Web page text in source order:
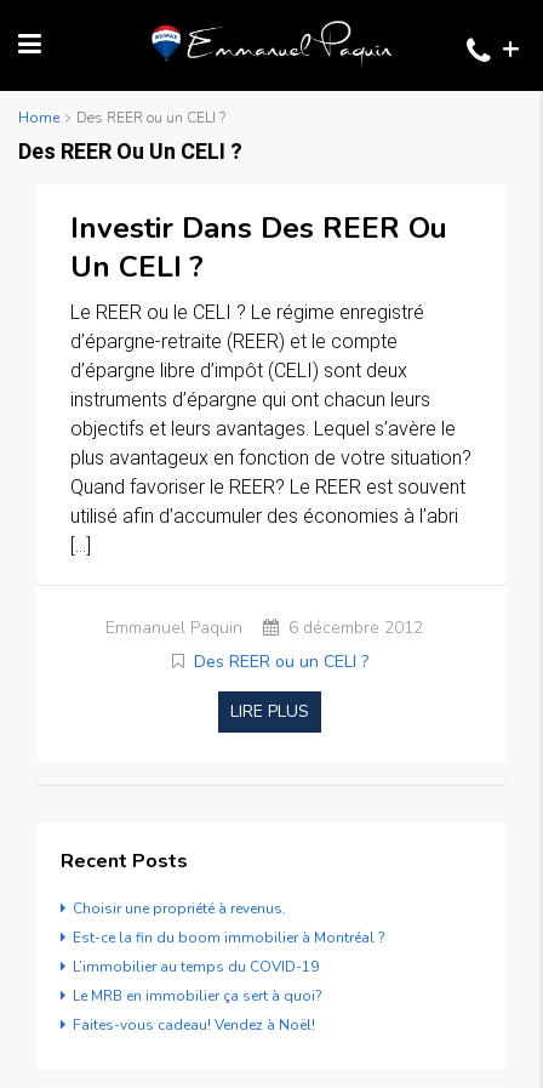
+
Home Des REER ou un CELI ?
Des REER Ou Un CELI ?
Investir Dans Des REER Ou
Un CELI ?
Le REER ou le CELI ? Le régime enregistré
d’épargne-retraite (REER) et le compte
d’épargne libre d’impôt (CELI) sont deux
instruments d’épargne qui ont chacun leurs
objectifs et leurs avantages. Lequel s’avère le
plus avantageux en fonction de votre situation?
Quand favoriser le REER? Le REER est souvent
utilisé afin d’accumuler des économies à l’abri
[…]
Emmanuel Paquin
6 décembre 2012
Des REER ou un CELI ?
LIRE PLUS
Recent Posts
Choisir une propriété à revenus.
Est-ce la fin du boom immobilier à Montréal ?
L’immobilier au temps du COVID-19
Le MRB en immobilier ça sert à quoi?
Faites-vous cadeau! Vendez à Noël!